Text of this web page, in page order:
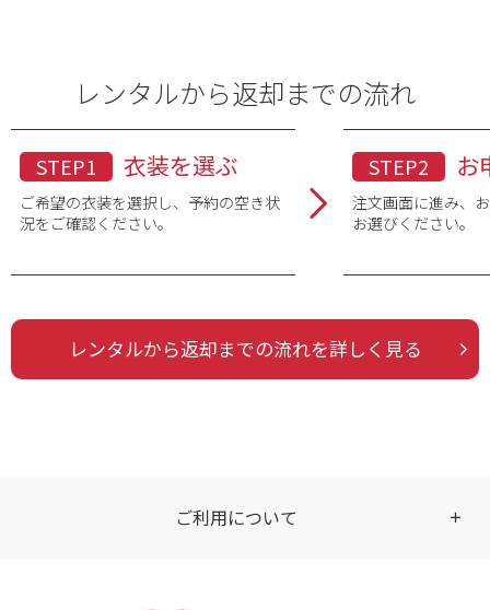
レンタルから返却までの流れ
STEP1 衣装を選ぶ
ご希望の衣装を選択し、予約の空き状
況をご確認ください。
STEP2 お
注文画面に進み、
お選びください。
レンタルから返却までの流れを詳しく見る
ご利用について